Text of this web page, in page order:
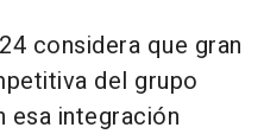
considera que gran
del grupo
esa integración